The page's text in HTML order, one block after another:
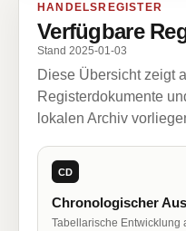
HANDELSREGISTER
Verfügbare
Stand 2025-01-03
Diese Übersicht zeigt
Registerdokumente
lokalen Archiv
CD
Chronologischer
Tabellarische Entwicklung